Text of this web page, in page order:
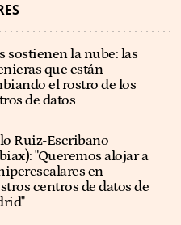
sostienen la nube: las
que están
el rostro de los
de datos
Ruiz-Escribano
"Queremos alojar a
en
centros de datos de